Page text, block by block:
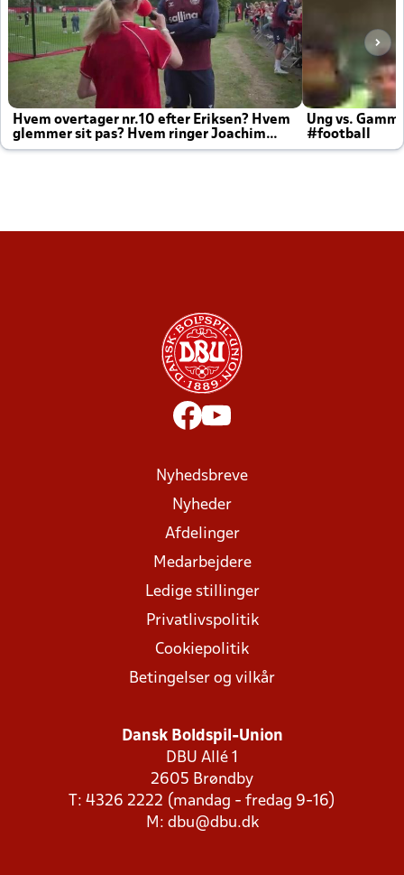
Hvem overtager nr.10 efter Eriksen? Hvem
glemmer sit pas? Hvem ringer Joachim
altid til efter kampe?
Ung vs.
#football
Nyhedsbreve
Nyheder
Afdelinger
Medarbejdere
Ledige stillinger
Privatlivspolitik
Cookiepolitik
Betingelser og vilkår
Dansk Boldspil-Union
DBU Allé 1
2605 Brøndby
T: 4326 2222 (mandag - fredag 9-16)
M: dbu@dbu.dk